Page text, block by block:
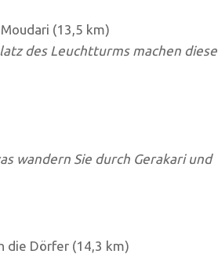
(13,5 km)
des Leuchtturms machen diese
wandern Sie durch Gerakari und
die Dörfer (14,3 km)